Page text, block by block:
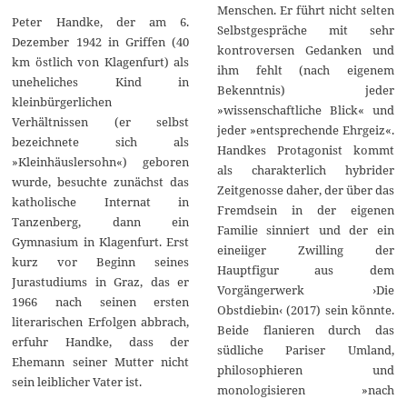
Peter Handke, der am 6.
Dezember 1942 in Griffen (40
km östlich von Klagenfurt) als
uneheliches Kind in
kleinbürgerlichen
Verhältnissen (er selbst
bezeichnete sich als
»Kleinhäuslersohn«) geboren
wurde, besuchte zunächst das
katholische Internat in
Tanzenberg, dann ein
Gymnasium in Klagenfurt. Erst
kurz vor Beginn seines
Jurastudiums in Graz, das er
1966 nach seinen ersten
literarischen Erfolgen abbrach,
erfuhr Handke, dass der
Ehemann seiner Mutter nicht
sein leiblicher Vater ist.
Menschen. Er führt nicht selten
Selbstgespräche mit sehr
kontroversen Gedanken und
ihm fehlt (nach eigenem
Bekenntnis) jeder
»wissenschaftliche Blick« und
jeder »entsprechende Ehrgeiz«.
Handkes Protagonist kommt
als charakterlich hybrider
Zeitgenosse daher, der über das
Fremdsein in der eigenen
Familie sinniert und der ein
eineiiger Zwilling der
Hauptfigur aus dem
Vorgängerwerk ›Die
Obstdiebin‹ (2017) sein könnte.
Beide flanieren durch das
südliche Pariser Umland,
philosophieren und
monologisieren »nach